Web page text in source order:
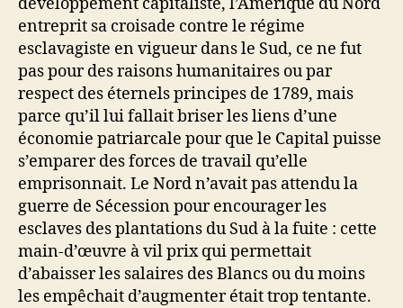
entreprit sa croisade contre le régime
esclavagiste en vigueur dans le Sud, ce ne fut
pas pour des raisons humanitaires ou par
respect des éternels principes de 1789, mais
parce qu’il lui fallait briser les liens d’une
économie patriarcale pour que le Capital puisse
s’emparer des forces de travail qu’elle
emprisonnait. Le Nord n’avait pas attendu la
guerre de Sécession pour encourager les
esclaves des plantations du Sud à la fuite : cette
main-d’œuvre à vil prix qui permettait
d’abaisser les salaires des Blancs ou du moins
les empêchait d’augmenter était trop tentante.